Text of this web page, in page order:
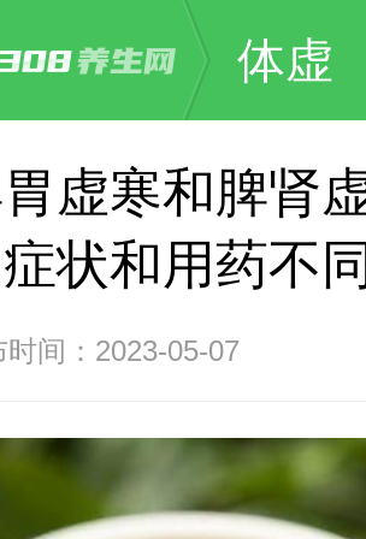
体虚
虚寒和脾肾
状和用药不同
时间：2023-05-07